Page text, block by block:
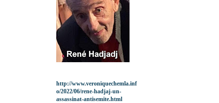
http://www.veroniquechemla.inf
o/2022/06/rene-hadjaj-un-
assassinat-antisemite.html